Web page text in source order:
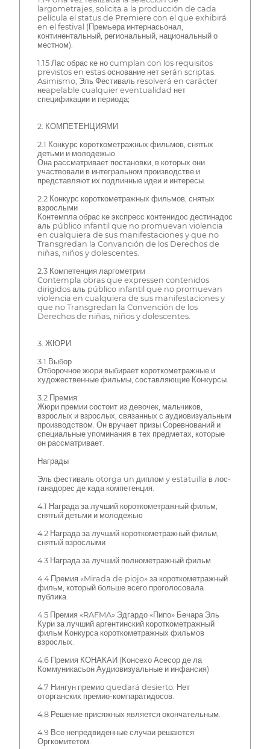
largometrajes, solicita a la producción de cada
película el status de Premiere con el que exhibirá
en el festival (Премьера интернасьонал,
континентальный, региональный, национальный о
местном).
1.15 Лас обрас ке но cumplan con los requisitos
previstos en estas основание нет serán scriptas.
Asimismo, Эль Фестиваль resolverá en carácter
неapelable cualquier eventualidad нет
спецификации и периода;
2. КОМПЕТЕНЦИЯМИ
2.1 Конкурс короткометражных фильмов, снятых
детьми и молодежью
Она рассматривает постановки, в которых они
участвовали в интегральном производстве и
представляют их подлинные идеи и интересы.
2.2 Конкурс короткометражных фильмов, снятых
взрослыми
Контемпла обрас ке экспресс контенидос дестинадос
аль público infantil que no promuevan violencia
en cualquiera de sus manifestaciones y que no
Transgredan la Convanción de los Derechos de
niñas, niños y dolescentes.
2.3 Компетенция ларгометрии
Contempla obras que expressen contenidos
dirigidos аль público infantil que no promuevan
violencia en cualquiera de sus manifestaciones y
que no Transgredan la Convención de los
Derechos de niñas, niños y dolescentes.
3. ЖЮРИ
3.1 Выбор
Отборочное жюри выбирает короткометражные и
художественные фильмы, составляющие Конкурсы.
3.2 Премия
Жюри премии состоит из девочек, мальчиков,
взрослых и взрослых, связанных с аудиовизуальным
производством. Он вручает призы Соревнований и
специальные упоминания в тех предметах, которые
он рассматривает.
Награды
Эль фестиваль otorga un диплом y estatuilla в лос-
ганадорес де када компетенция.
4.1 Награда за лучший короткометражный фильм,
снятый детьми и молодежью
4.2 Награда за лучший короткометражный фильм,
снятый взрослыми
4.3 Награда за лучший полнометражный фильм
4.4 Премия «Mirada de piojo» за короткометражный
фильм, который больше всего проголосовала
публика.
4.5 Премия «RAFMA» Эдгардо «Пипо» Бечара Эль
Кури за лучший аргентинский короткометражный
фильм Конкурса короткометражных фильмов
взрослых.
4.6 Премия КОНАКАИ (Консехо Асесор де ла
Коммуникасьон Аудиовизуальные и инфансия)
4.7 Нингун премио quedará desierto. Нет
оторганских премио-компаратидосов.
4.8 Решение присяжных является окончательным.
4.9 Все непредвиденные случаи решаются
Оргкомитетом.